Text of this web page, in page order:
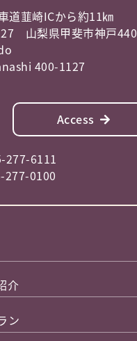
道韮崎ICから約11㎞
山梨県甲斐市神戸440
400-1127
Access
277-6111
277-0100
介
ン